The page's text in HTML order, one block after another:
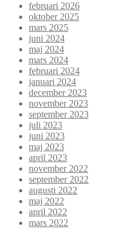
februari 2026
oktober 2025
mars 2025
juni 2024
maj 2024
mars 2024
februari 2024
januari 2024
december 2023
november 2023
september 2023
juli 2023
juni 2023
maj 2023
april 2023
november 2022
september 2022
augusti 2022
maj 2022
april 2022
mars 2022